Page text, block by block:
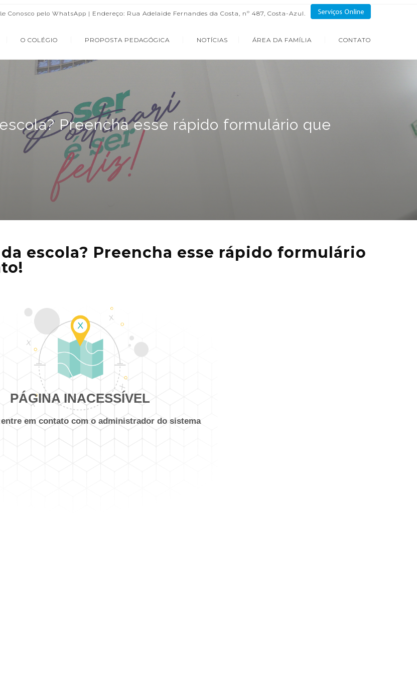
Conosco pelo WhatsApp | Endereço: Rua Adelaide Fernandes da Costa, nº 487, Costa-Azul.
O COLÉGIO PROPOSTA PEDAGÓGICA NOTÍCIAS ÁREA DA FAMÍLIA CONTATO
Preencha esse rápido formulário que
escola? Preencha esse rápido formulário